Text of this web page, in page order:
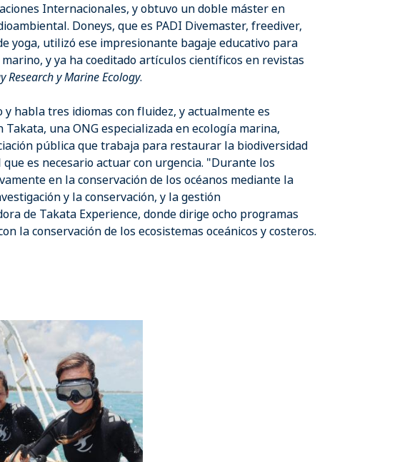
Internacionales, y obtuvo un doble máster en
Doneys, que es PADI Divemaster, freediver,
yoga, utilizó ese impresionante bagaje educativo para
y ya ha coeditado artículos científicos en revistas
Research y Marine Ecology.
habla tres idiomas con fluidez, y actualmente es
una ONG especializada en ecología marina,
pública que trabaja para restaurar la biodiversidad
es necesario actuar con urgencia. "Durante los
en la conservación de los océanos mediante la
y la conservación, y la gestión
de Takata Experience, donde dirige ocho programas
la conservación de los ecosistemas oceánicos y costeros.